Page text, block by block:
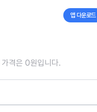
앱 다운로드
격은 0원입니다.